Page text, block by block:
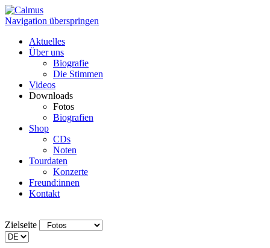
Navigation überspringen
Aktuelles
Über uns
Biografie
Die Stimmen
Videos
Downloads
Fotos
Biografien
Shop
CDs
Noten
Tourdaten
Konzerte
Freund:innen
Kontakt
Zielseite